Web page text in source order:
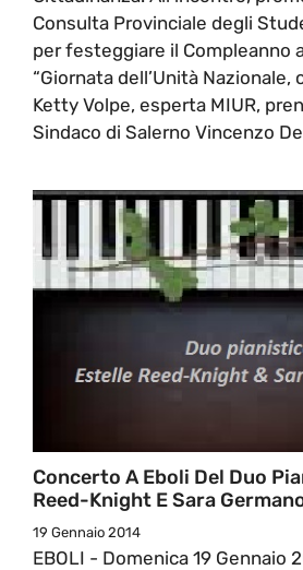
Consulta Provinciale degli
per festeggiare il Compleanno
“Giornata dell’Unità Nazionale,
Ketty Volpe, esperta MIUR,
Sindaco di Salerno Vincenzo
Concerto A Eboli Del Duo
Reed-Knight E Sara
19 Gennaio 2014
EBOLI - Domenica 19 Gennaio